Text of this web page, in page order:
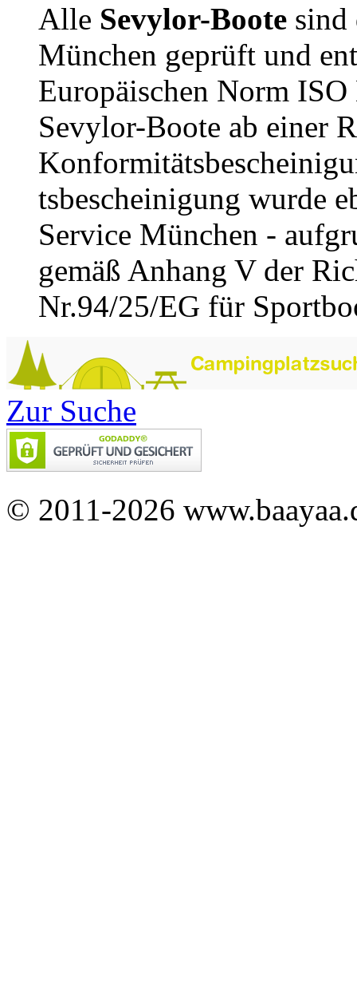
Alle Sevylor-Boote sind
München geprüft und
Europäischen Norm
Sevylor-Boote ab einer
tsbescheinigung wurde
Service München -
gemäß Anhang V der
Nr.94/25/EG für
Zur Suche
© 2011-2026